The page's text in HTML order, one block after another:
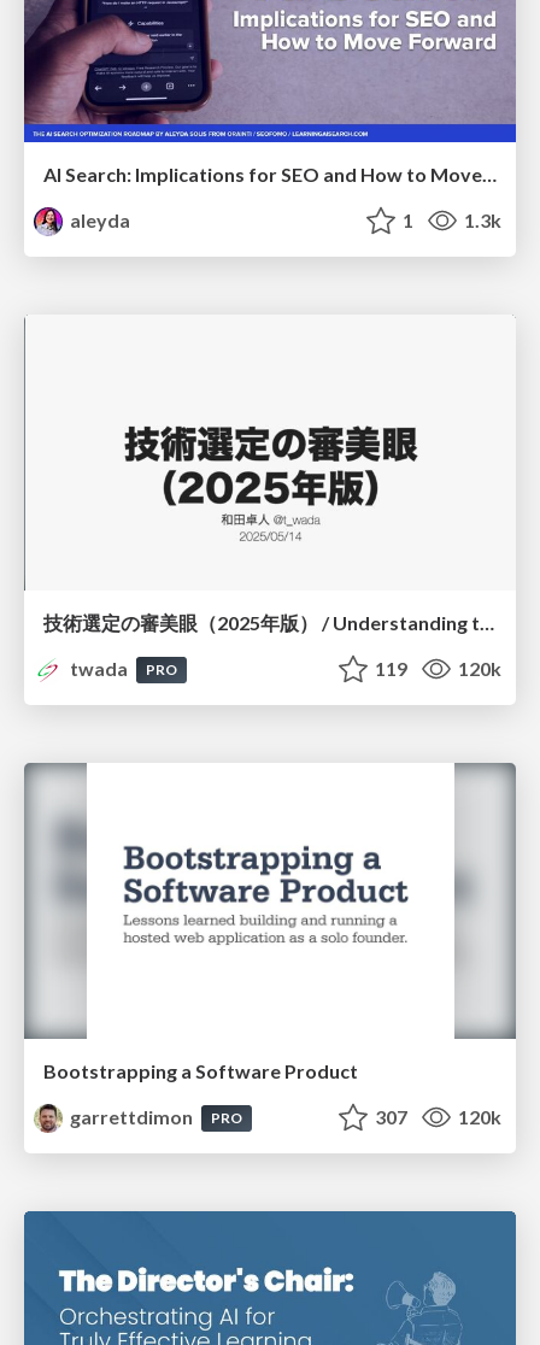
aleyda
1 1.3k
技術選定の審美眼（2025年版） / Understanding the Spiral of Technologies 2025 edition
twada
PRO 119 120k
Bootstrapping a Software Product
garrettdimon
PRO 307 120k